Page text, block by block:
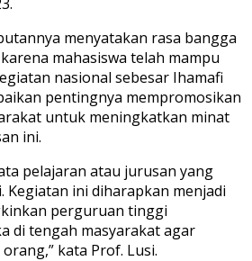
menyatakan rasa bangga
mahasiswa telah mampu
nasional sebesar Ihamafi
pentingnya mempromosikan
untuk meningkatkan minat
ini.
pelajaran atau jurusan yang
Kegiatan ini diharapkan menjadi
perguruan tinggi
di tengah masyarakat agar
kata Prof. Lusi.